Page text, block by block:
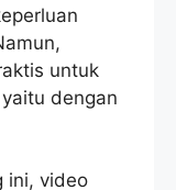
untuk
dengan
ini, video